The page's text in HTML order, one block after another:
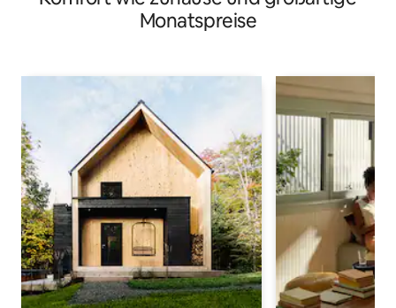
Monatspreise